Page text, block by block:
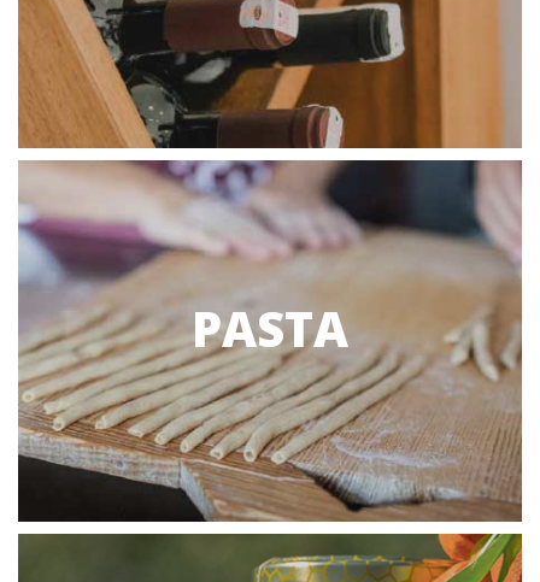
PASTA